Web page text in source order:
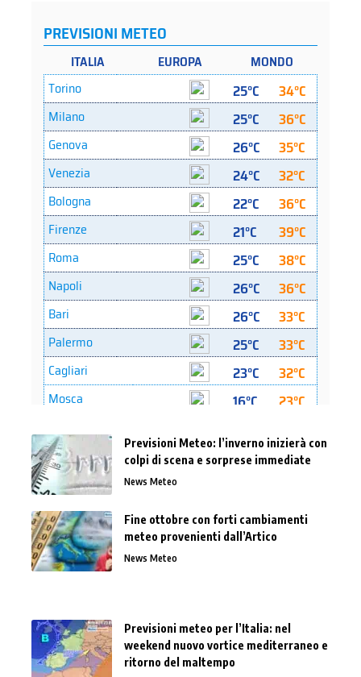
Previsioni Meteo: l’inverno inizierà con
colpi di scena e sorprese immediate
News Meteo
Fine ottobre con forti cambiamenti
meteo provenienti dall’Artico
News Meteo
Previsioni meteo per l’Italia: nel
weekend nuovo vortice mediterraneo e
ritorno del maltempo